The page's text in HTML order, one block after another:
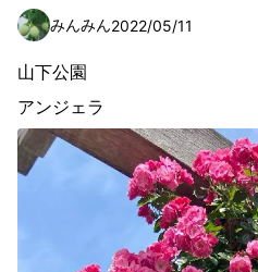
みんみん2022/05/11
山下公園
アンジェラ